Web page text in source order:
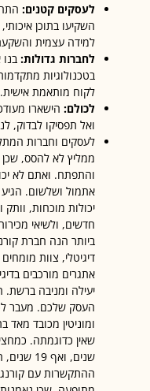
לעסקים קטנים:התחילו
השקיעו בתוכן איכותי, נתחו
למידה עצמית והשקעת משאב
לחברות גדולות:בנו
בטכנולוגיות מתקדמות, נתחו
לקוח מותאמת אישית.
:הישארו מעודכנים
ואל תפסיקו לבדוק, לנתח
לעסקים וחברות המתלבטים
ממליץ לא להסס, שכן מגיע
והתפתח. ואתם לא יכולים
אתמול ושלשום. הגיע העת
יכולות מוכחות, וותק
חדשים, ולשיאי מכירות
דיגיטלי, צוות מומחים בעל
אתגרים מורכבים בדיגיטל
יעילה ומניבה ברשת. הכוללת
העסק שלכם. מעבר לכך,
ומוניטין מכובד מאד בתחום.
שנים, ואף 19 שנים,
ההתקשרות עם קורנגה. בשוק